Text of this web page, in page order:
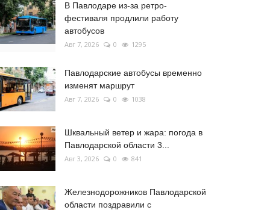
В Павлодаре из-за ретро-
фестиваля продлили работу
автобусов
Авг 7, 2026 0 1295
Павлодарские автобусы временно
изменят маршрут
Авг 7, 2026 0 1038
Шквальный ветер и жара: погода в
Павлодарской области 3...
Авг 3, 2026 0 841
Железнодорожников Павлодарской
области поздравили с